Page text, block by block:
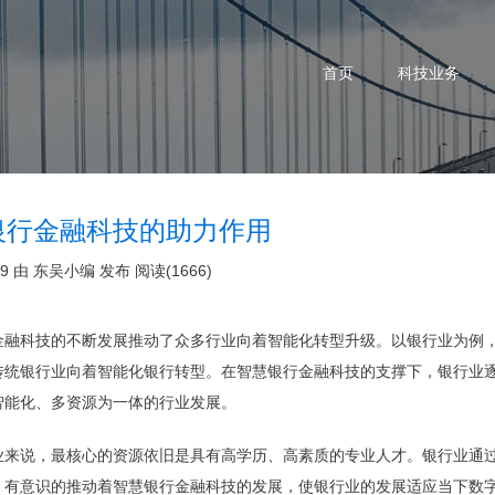
首页 科技业务
金融科技的助力作用
由 东吴小编 发布 阅读(1666)
融科技的不断发展推动了众多行业向着智能化转型升级。以银行业为例
统银行业向着智能化银行转型。在智慧银行金融科技的支撑下，银行业
化、多资源为一体的行业发展。
来说，最核心的资源依旧是具有高学历、高素质的专业人才。银行业通
有意识的推动着智慧银行金融科技的发展，使银行业的发展适应当下数